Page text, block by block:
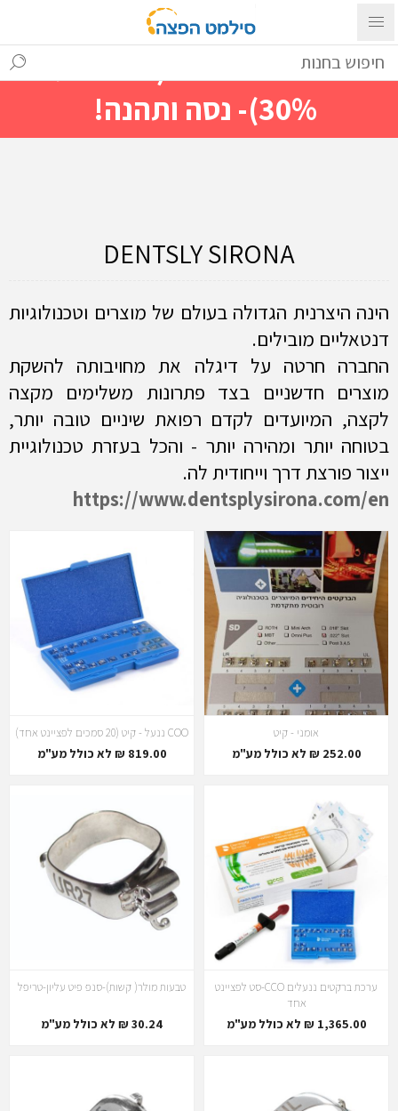
עם ההתחברות ניתן לראות מייד
מחירים מיוחדים(הנחות עד
30%)- נסה ותהנה!
DENTSLY SIRONA
הינה היצרנית הגדולה בעולם של מוצרים וטכנולוגיות
דנטאליים מובילים.
החברה חרטה על דיגלה את מחויבותה להשקת
מוצרים חדשניים בצד פתרונות משלימים מקצה
לקצה, המיועדים לקדם רפואת שיניים טובה יותר,
בטוחה יותר ומהירה יותר - והכל בעזרת טכנולוגיית
ייצור פורצת דרך וייחודית לה.
https://www.dentsplysirona.com/en
אומני - קיט
252.00 ₪ לא כולל מע"מ
COO ננעל - קיט (20 סמכים לפציינט אחד)
819.00 ₪ לא כולל מע"מ
ערכת ברקטים ננעלים CCO-סט לפציינט
אחד
1,365.00 ₪ לא כולל מע"מ
טבעות מולר( קשות)-סנפ פיט עליון-טריפל
30.24 ₪ לא כולל מע"מ